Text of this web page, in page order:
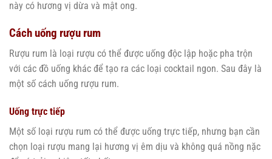
này có hương vị dừa và mật ong.
Cách uống rượu rum
Rượu rum là loại rượu có thể được uống độc lập hoặc pha trộn
với các đồ uống khác để tạo ra các loại cocktail ngon. Sau đây là
một số cách uống rượu rum.
Uống trực tiếp
Một số loại rượu rum có thể được uống trực tiếp, nhưng bạn cần
chọn loại rượu mang lại hương vị êm dịu và không quá nồng nặc